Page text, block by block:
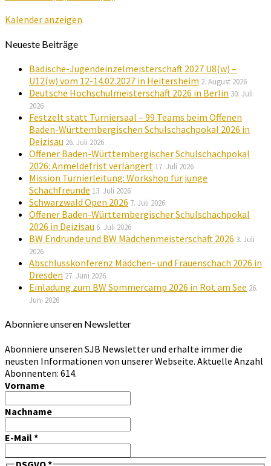
Kalender anzeigen
Neueste Beiträge
Badische-Jugendeinzelmeisterschaft 2027 U8(w) –
U12(w) vom 12-14.02.2027 in Heitersheim 2. August 2026
Deutsche Hochschulmeisterschaft 2026 in Berlin 30. Juli
2026
Festzelt statt Turniersaal – 99 Teams beim Offenen
Baden-Württembergischen Schulschachpokal 2026 in
Deizisau 26. Juli 2026
Offener Baden-Württembergischer Schulschachpokal
2026: Anmeldefrist verlängert 17. Juli 2026
Mission Turnierleitung: Workshop für junge
Schachfreunde 13. Juli 2026
Schwarzwald Open 2026 7. Juli 2026
Offener Baden-Württembergischer Schulschachpokal
2026 in Deizisau 6. Juli 2026
BW Endrunde und BW Mädchenmeisterschaft 2026 3. Juli
2026
Abschlusskonferenz Mädchen- und Frauenschach 2026 in
Dresden 27. Juni 2026
Einladung zum BW Sommercamp 2026 in Rot am See 26.
Juni 2026
Abonniere unseren Newsletter
Abonniere unseren SJB Newsletter und erhalte immer die
neusten Informationen von unserer Webseite. Aktuelle Anzahl
Abonnenten: 614.
Vorname
Nachname
E-Mail*